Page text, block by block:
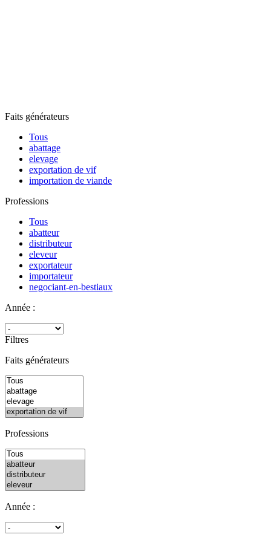
Faits générateurs
Tous
abattage
elevage
exportation de vif
importation de viande
Professions
Tous
abatteur
distributeur
eleveur
exportateur
importateur
negociant-en-bestiaux
Année :
Filtres
Faits générateurs
Professions
Année :